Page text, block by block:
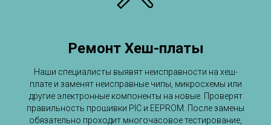
Ремонт Хеш-платы
Наши специалисты выявят неисправности на хеш-
плате и заменят неисправные чипы, микросхемы или
другие электронные компоненты на новые. Проверят
правильность прошивки PIC и EEPROM. После замены
обязательно проходит многочасовое тестирование,